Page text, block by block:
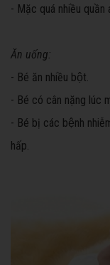
- Mặc quá nhiều quần
Ăn uống:
- Bé ăn nhiều bột.
- Bé có cân nặng lúc
- Bé bị các bệnh
hấp.